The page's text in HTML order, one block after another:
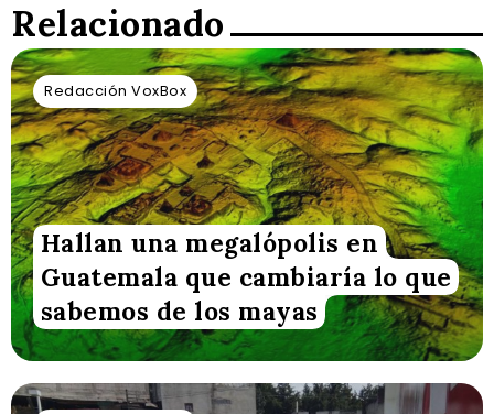
Relacionado
Redacción VoxBox
Hallan una megalópolis en
Guatemala que cambiaría lo que
sabemos de los mayas